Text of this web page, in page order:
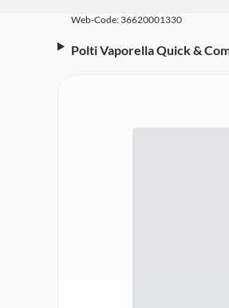
Web-Code: 36620001330
Polti Vaporella Quick &